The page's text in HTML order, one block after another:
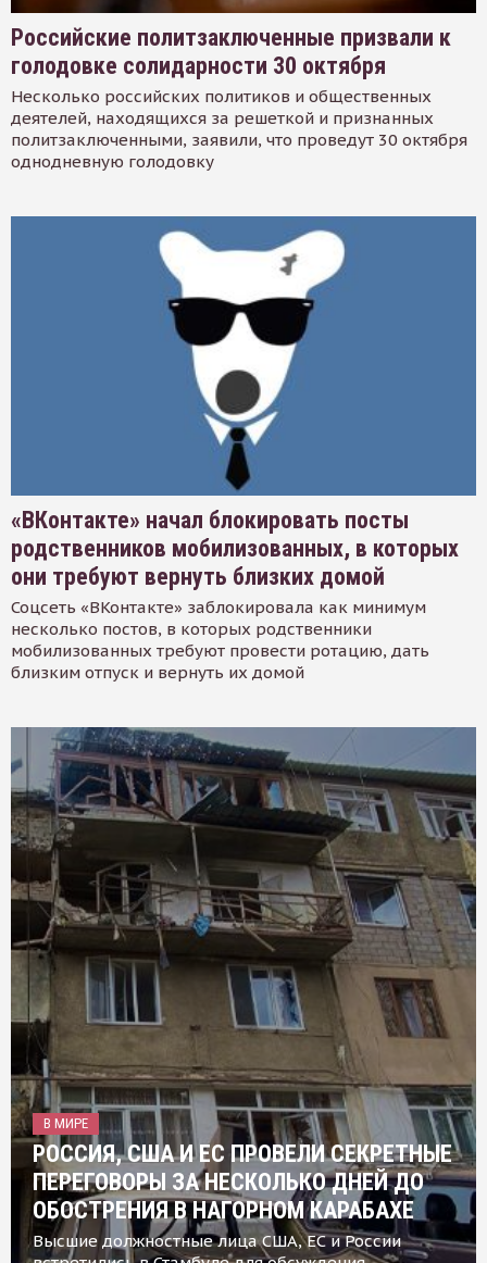
Российские политзаключенные призвали к
голодовке солидарности 30 октября
Несколько российских политиков и общественных
деятелей, находящихся за решеткой и признанных
политзаключенными, заявили, что проведут 30 октября
однодневную голодовку
«ВКонтакте» начал блокировать посты
родственников мобилизованных, в которых
они требуют вернуть близких домой
Соцсеть «ВКонтакте» заблокировала как минимум
несколько постов, в которых родственники
мобилизованных требуют провести ротацию, дать
близким отпуск и вернуть их домой
В МИРЕ
РОССИЯ, США И ЕС ПРОВЕЛИ СЕКРЕТНЫЕ
ПЕРЕГОВОРЫ ЗА НЕСКОЛЬКО ДНЕЙ ДО
ОБОСТРЕНИЯ В НАГОРНОМ КАРАБАХЕ
Высшие должностные лица США, ЕС и России